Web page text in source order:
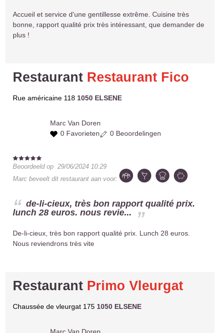
Accueil et service d'une gentillesse extrême. Cuisine très
bonne, rapport qualité prix très intéressant, que demander de
plus !
Restaurant Restaurant Fico
Rue américaine 118 1050 ELSENE
Marc Van Doren
0 Favorieten
0 Beoordelingen
Beoordeeld op29/06/2024 10:29
Marc beveelt dit restaurant aan voor:
de-li-cieux, très bon rapport qualité prix.
lunch 28 euros. nous revie...
De-li-cieux, très bon rapport qualité prix. Lunch 28 euros.
Nous reviendrons très vite
Restaurant Primo Vleurgat
Chaussée de vleurgat 1751050 ELSENE